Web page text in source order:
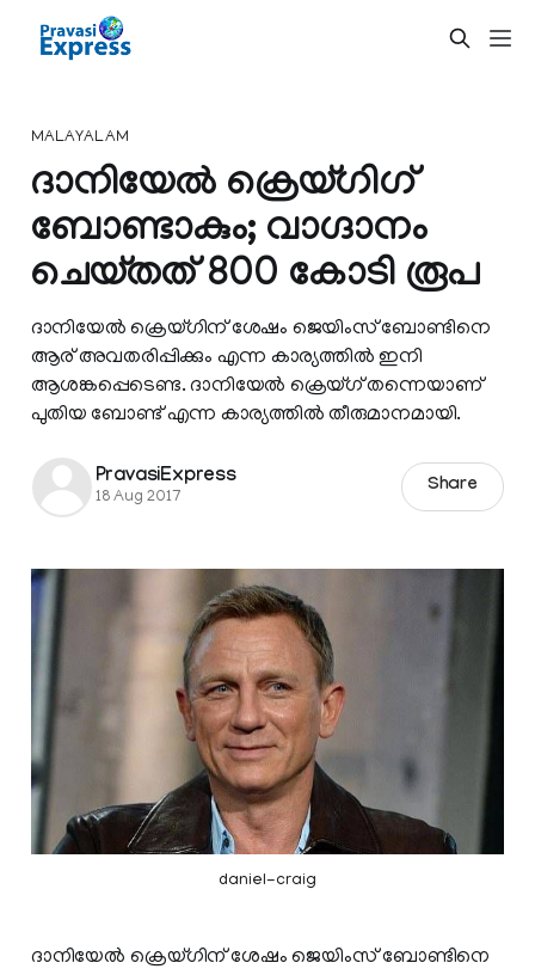
MALAYALAM
ദാനിയേല്‍ ക്രെയ്ഗിഗ്
ബോണ്ടാകും; വാഗ്ദാനം
ചെയ്തത് 800 കോടി രൂപ
ദാനിയേല്‍ ക്രെയ്ഗിന് ശേഷം ജെയിംസ് ബോണ്ടിനെ
ആര് അവതരിപ്പിക്കും എന്ന കാര്യത്തില്‍ ഇനി
ആശങ്കപ്പെടെണ്ട. ദാനിയേല്‍ ക്രെയ്ഗ് തന്നെയാണ്
പുതിയ ബോണ്ട്‌ എന്ന കാര്യത്തില്‍ തീരുമാനമായി.
PravasiExpress
18 Aug 2017
Share
daniel-craig
ദാനിയേല്‍ ക്രെയ്ഗിന് ശേഷം ജെയിംസ് ബോണ്ടിനെ